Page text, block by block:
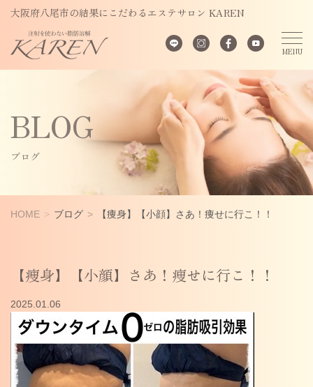
大阪府八尾市の結果にこだわるエステサロン KAREN
BLOG
ブログ
HOME ブログ 【痩身】【小顔】さあ！痩せに行こ！！
【痩身】【小顔】さあ！痩せに行こ！！
2025.01.06